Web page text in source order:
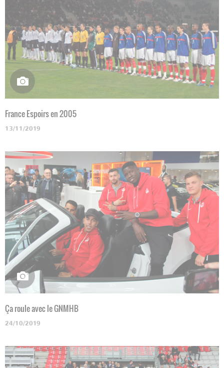
France Espoirs en 2005
13/11/2019
Ça roule avec le GNMHB
24/10/2019